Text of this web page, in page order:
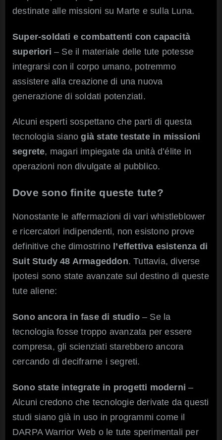
destinate alle missioni su Marte e sulla Luna.
Super-soldati e combattenti con capacità
superiori – Se il materiale delle tute potesse
integrarsi con il corpo umano, potremmo
assistere alla creazione di una nuova
generazione di soldati potenziati.
Alcuni esperti sospettano che parti di questa
tecnologia sianogià state testate in missioni
segrete, magari impiegate da unità d’élite in
operazioni non divulgate al pubblico.
Dove sono finite queste tute?
Nonostante le affermazioni di vari whistleblower
e ricercatori indipendenti, non esistono prove
definitive che dimostrino l’effettiva esistenza di
Suit Study 48 Armageddon. Tuttavia, diverse
ipotesi sono state avanzate sul destino di queste
tute aliene:
Sono ancora in fase di studio– Se la
tecnologia fosse troppo avanzata per essere
compresa, gli scienziati starebbero ancora
cercando di decifrarne i segreti.
Sono state integrate in progetti moderni –
Alcuni credono che tecnologie derivate da questi
studi siano già in uso in programmi come il
DARPA Warrior Web o le tute sperimentali per